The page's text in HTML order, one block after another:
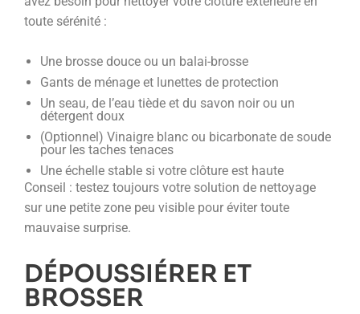
toute sérénité :
Une brosse douce ou un balai-brosse
Gants de ménage et lunettes de protection
Un seau, de l’eau tiède et du savon noir ou un
détergent doux
(Optionnel) Vinaigre blanc ou bicarbonate de soude
pour les taches tenaces
Une échelle stable si votre clôture est haute
Conseil : testez toujours votre solution de nettoyage
sur une petite zone peu visible pour éviter toute
mauvaise surprise.
DÉPOUSSIÉRER ET
BROSSER